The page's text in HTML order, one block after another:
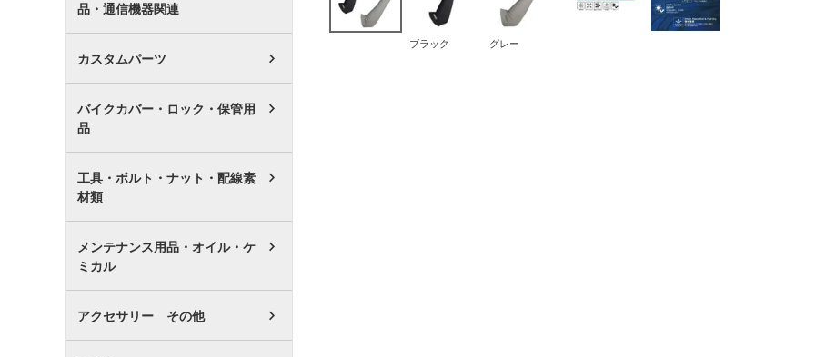
品・通信機器関連
カスタムパーツ
バイクカバー・ロック・保管用
品
工具・ボルト・ナット・配線素
材類
メンテナンス用品・オイル・ケ
ミカル
アクセサリー その他
ブラック グレー